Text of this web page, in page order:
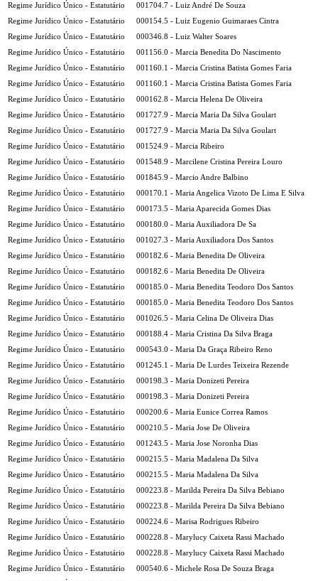
Regime Jurídico Único - Estatutário
001704.7 - Luiz André De Souza
Regime Jurídico Único - Estatutário
000154.5 - Luiz Eugenio Guimaraes Cintra
Regime Jurídico Único - Estatutário
000346.8 - Luiz Walter Soares
Regime Jurídico Único - Estatutário
001156.0 - Marcia Benedita Do Nascimento
Regime Jurídico Único - Estatutário
001160.1 - Marcia Cristina Batista Gomes Faria
Regime Jurídico Único - Estatutário
001160.1 - Marcia Cristina Batista Gomes Faria
Regime Jurídico Único - Estatutário
000162.8 - Marcia Helena De Oliveira
Regime Jurídico Único - Estatutário
001727.9 - Marcia Maria Da Silva Goulart
Regime Jurídico Único - Estatutário
001727.9 - Marcia Maria Da Silva Goulart
Regime Jurídico Único - Estatutário
001524.9 - Marcia Ribeiro
Regime Jurídico Único - Estatutário
001548.9 - Marcilene Cristina Pereira Louro
Regime Jurídico Único - Estatutário
001845.9 - Marcio Andre Balbino
Regime Jurídico Único - Estatutário
000170.1 - Maria Angelica Vizoto De Lima E Silva
Regime Jurídico Único - Estatutário
000173.5 - Maria Aparecida Gomes Dias
Regime Jurídico Único - Estatutário
000180.0 - Maria Auxiliadora De Sa
Regime Jurídico Único - Estatutário
001027.3 - Maria Auxiliadora Dos Santos
Regime Jurídico Único - Estatutário
000182.6 - Maria Benedita De Oliveira
Regime Jurídico Único - Estatutário
000182.6 - Maria Benedita De Oliveira
Regime Jurídico Único - Estatutário
000185.0 - Maria Benedita Teodoro Dos Santos
Regime Jurídico Único - Estatutário
000185.0 - Maria Benedita Teodoro Dos Santos
Regime Jurídico Único - Estatutário
001026.5 - Maria Celina De Oliveira Dias
Regime Jurídico Único - Estatutário
000188.4 - Maria Cristina Da Silva Braga
Regime Jurídico Único - Estatutário
000543.0 - Maria Da Graça Ribeiro Reno
Regime Jurídico Único - Estatutário
001245.1 - Maria De Lurdes Teixeira Rezende
Regime Jurídico Único - Estatutário
000198.3 - Maria Donizeti Pereira
Regime Jurídico Único - Estatutário
000198.3 - Maria Donizeti Pereira
Regime Jurídico Único - Estatutário
000200.6 - Maria Eunice Correa Ramos
Regime Jurídico Único - Estatutário
000210.5 - Maria Jose De Oliveira
Regime Jurídico Único - Estatutário
001243.5 - Maria Jose Noronha Dias
Regime Jurídico Único - Estatutário
000215.5 - Maria Madalena Da Silva
Regime Jurídico Único - Estatutário
000215.5 - Maria Madalena Da Silva
Regime Jurídico Único - Estatutário
000223.8 - Marilda Pereira Da Silva Bebiano
Regime Jurídico Único - Estatutário
000223.8 - Marilda Pereira Da Silva Bebiano
Regime Jurídico Único - Estatutário
000224.6 - Marisa Rodrigues Ribeiro
Regime Jurídico Único - Estatutário
000228.8 - Marylucy Caixeta Rassi Machado
Regime Jurídico Único - Estatutário
000228.8 - Marylucy Caixeta Rassi Machado
Regime Jurídico Único - Estatutário
000540.6 - Michele Rosa De Souza Braga